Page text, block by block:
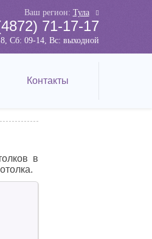
Ваш регион: Тула
71-17-17
Сб: 09-14, Вс: выходной
Контакты
в